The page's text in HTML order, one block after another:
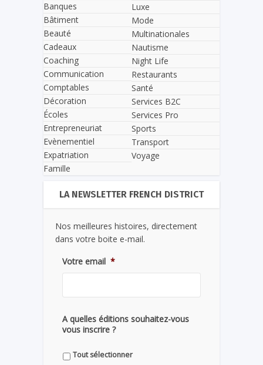
Banques
Bâtiment
Beauté
Cadeaux
Coaching
Communication
Comptables
Décoration
Écoles
Entrepreneuriat
Evènementiel
Expatriation
Famille
Luxe
Mode
Multinationales
Nautisme
Night Life
Restaurants
Santé
Services B2C
Services Pro
Sports
Transport
Voyage
LA NEWSLETTER FRENCH DISTRICT
Nos meilleures histoires, directement
dans votre boite e-mail.
Votre email *
A quelles éditions souhaitez-vous
vous inscrire ?
Tout sélectionner